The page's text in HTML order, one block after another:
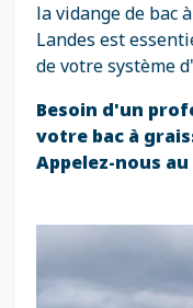
la vidange de bac
Landes est
de votre système
Besoin d'un
votre bac à
Appelez-nous au